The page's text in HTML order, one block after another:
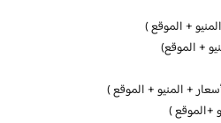
+ الموقع )
+ الموقع)
+ المنيو + الموقع )
+الموقع )